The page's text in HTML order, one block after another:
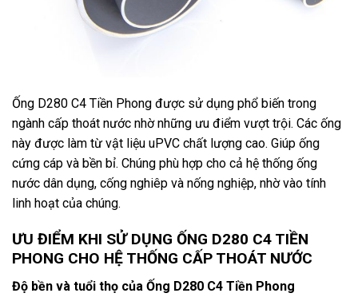
Ống D280 C4 Tiền Phong được sử dụng phổ biến trong
ngành cấp thoát nước nhờ những ưu điểm vượt trội. Các ống
này được làm từ vật liệu uPVC chất lượng cao. Giúp ống
cứng cáp và bền bỉ. Chúng phù hợp cho cả hệ thống ống
nước dân dụng, cống nghiêp và nống nghiệp, nhờ vào tính
linh hoạt của chúng.
ƯU ĐIỂM KHI SỬ DỤNG ỐNG D280 C4 TIỀN
PHONG CHO HỆ THỐNG CẤP THOÁT NƯỚC
Độ bền và tuổi thọ của Ống D280 C4 Tiền Phong